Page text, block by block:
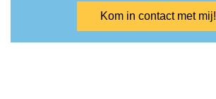
Kom in contact met mij!